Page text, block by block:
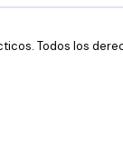
Todos los